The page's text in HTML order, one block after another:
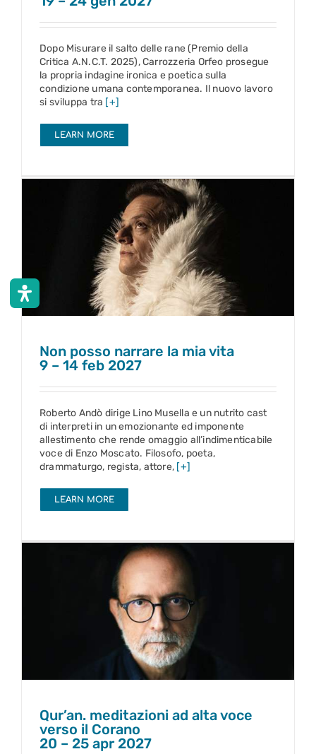
Dopo Misurare il salto delle rane (Premio della
Critica A.N.C.T. 2025), Carrozzeria Orfeo prosegue
la propria indagine ironica e poetica sulla
condizione umana contemporanea. Il nuovo lavoro
si sviluppa tra [+]
LEARN MORE
Non posso narrare la mia vita
9 – 14 feb 2027
Non posso narrare la mia vita
9 – 14 feb 2027
Roberto Andò dirige Lino Musella e un nutrito cast
di interpreti in un emozionante ed imponente
allestimento che rende omaggio all’indimenticabile
voce di Enzo Moscato. Filosofo, poeta,
drammaturgo, regista, attore, [+]
LEARN MORE
Qur’an. meditazioni ad alta voce verso il Corano
20 – 25 apr 2027
Qur’an. meditazioni ad alta voce
verso il Corano
20 – 25 apr 2027